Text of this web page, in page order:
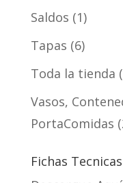
Saldos 1
Tapas 6
Toda la tienda
Vasos,
PortaComidas
Fichas Tecnicas